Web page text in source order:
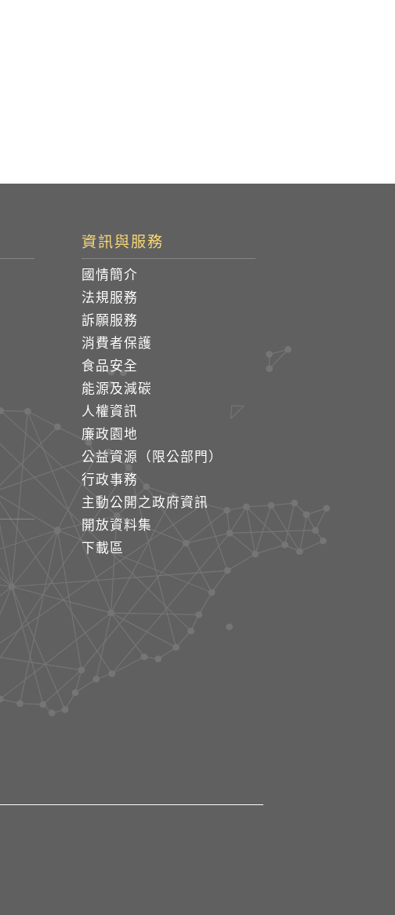
資訊與服務
國情簡介
法規服務
訴願服務
消費者保護
食品安全
能源及減碳
人權資訊
廉政園地
公益資源（限公部門）
行政事務
主動公開之政府資訊
開放資料集
下載區